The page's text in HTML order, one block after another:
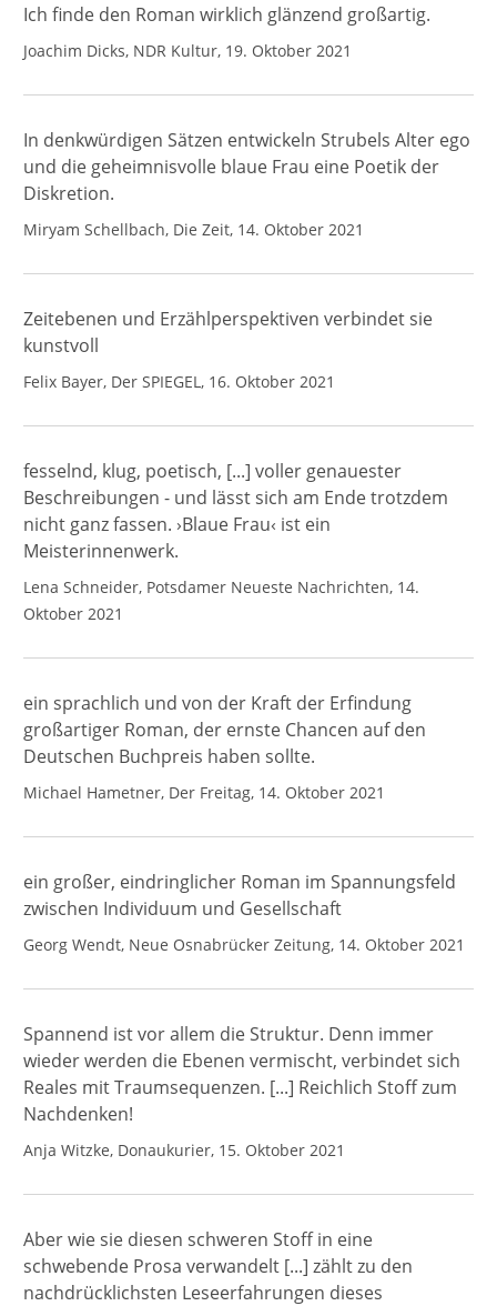
Ich finde den Roman wirklich glänzend großartig.
Joachim Dicks, NDR Kultur, 19. Oktober 2021
In denkwürdigen Sätzen entwickeln Strubels Alter ego
und die geheimnisvolle blaue Frau eine Poetik der
Diskretion.
Miryam Schellbach, Die Zeit, 14. Oktober 2021
Zeitebenen und Erzählperspektiven verbindet sie
kunstvoll
Felix Bayer, Der SPIEGEL, 16. Oktober 2021
fesselnd, klug, poetisch, [...] voller genauester
Beschreibungen - und lässt sich am Ende trotzdem
nicht ganz fassen. ›Blaue Frau‹ ist ein
Meisterinnenwerk.
Lena Schneider, Potsdamer Neueste Nachrichten, 14.
Oktober 2021
ein sprachlich und von der Kraft der Erfindung
großartiger Roman, der ernste Chancen auf den
Deutschen Buchpreis haben sollte.
Michael Hametner, Der Freitag, 14. Oktober 2021
ein großer, eindringlicher Roman im Spannungsfeld
zwischen Individuum und Gesellschaft
Georg Wendt, Neue Osnabrücker Zeitung, 14. Oktober 2021
Spannend ist vor allem die Struktur. Denn immer
wieder werden die Ebenen vermischt, verbindet sich
Reales mit Traumsequenzen. [...] Reichlich Stoff zum
Nachdenken!
Anja Witzke, Donaukurier, 15. Oktober 2021
Aber wie sie diesen schweren Stoff in eine
schwebende Prosa verwandelt [...] zählt zu den
nachdrücklichsten Leseerfahrungen dieses